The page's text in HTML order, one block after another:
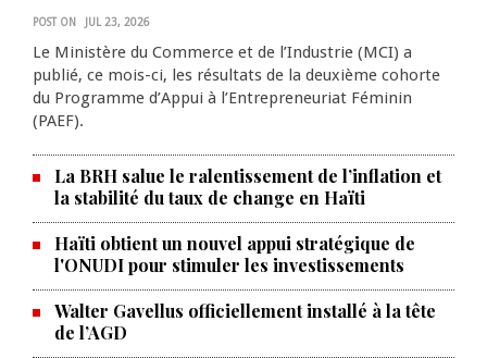
POST ON JUL 23, 2026
Le Ministère du Commerce et de l’Industrie (MCI) a
publié, ce mois-ci, les résultats de la deuxième cohorte
du Programme d’Appui à l’Entrepreneuriat Féminin
(PAEF).
La BRH salue le ralentissement de l’inflation et
la stabilité du taux de change en Haïti
Haïti obtient un nouvel appui stratégique de
l'ONUDI pour stimuler les investissements
Walter Gavellus officiellement installé à la tête
de l’AGD